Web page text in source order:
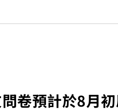
卷預計於8月